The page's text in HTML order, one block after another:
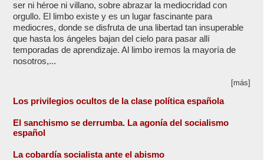
ser ni héroe ni villano, sobre abrazar la mediocridad con
orgullo. El limbo existe y es un lugar fascinante para
mediocres, donde se disfruta de una libertad tan insuperable
que hasta los ángeles bajan del cielo para pasar allí
temporadas de aprendizaje. Al limbo iremos la mayoría de
nosotros,...
[más]
Los privilegios ocultos de la clase política española
El sanchismo se derrumba. La agonía del socialismo
español
La cobardía socialista ante el abismo